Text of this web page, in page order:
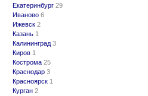
Екатеринбург 29
Иваново 6
Ижевск 2
Казань 1
Калининград 3
Киров 1
Кострома 25
Краснодар 3
Красноярск 1
Курган 2